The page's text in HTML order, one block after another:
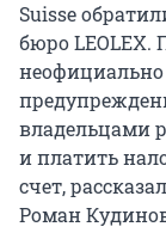
Suisse
бюро LEOLEX.
владельцами
и платить
счет,
Роман